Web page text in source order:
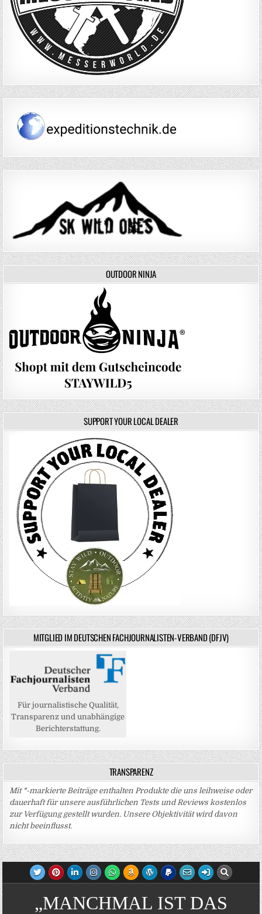
OUTDOOR NINJA
SUPPORT YOUR LOCAL DEALER
MITGLIED IM DEUTSCHEN FACHJOURNALISTEN-VERBAND (DFJV)
Für journalistische Qualität,
Transparenz und unabhängige
Berichterstattung.
TRANSPARENZ
Mit *-markierte Beiträge enthalten Produkte die uns leihweise oder
dauerhaft für unsere ausführlichen Tests und Reviews kostenlos
zur Verfügung gestellt wurden. Unsere Objektivität wird davon
nicht beeinflusst.
„MANCHMAL IST DAS